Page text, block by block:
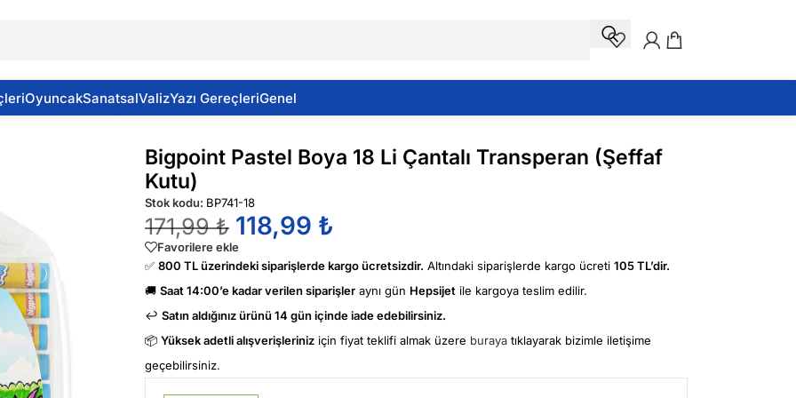
OyuncakSanatsalValizYazı GereçleriGenel
Li Çantalı Transperan (Şeffaf Kutu)
Bigpoint Pastel Boya 18 Li Çantalı Transperan (Şeffaf
Kutu)
Stok kodu: BP741-18
171,99₺ 118,99 ₺
Favorilere ekle
✅ 800 TL üzerindeki siparişlerde kargo ücretsizdir. Altındaki siparişlerde kargo ücreti 105 TL’dir.
🚚 Saat 14:00’e kadar verilen siparişler aynı gün Hepsijet ile kargoya teslim edilir.
↩️ Satın aldığınız ürünü 14 gün içinde iade edebilirsiniz.
📦 Yüksek adetli alışverişleriniz için fiyat teklifi almak üzere buraya tıklayarak bizimle iletişime
geçebilirsiniz.